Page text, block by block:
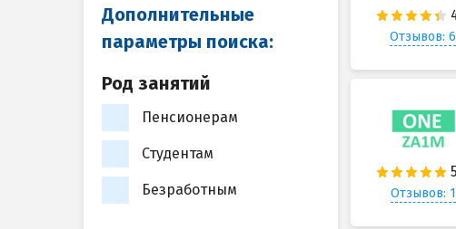
Отзывов: 6
Отзывов: 1
Дополнительные
параметры поиска:
Род занятий
Пенсионерам
Студентам
Безработным